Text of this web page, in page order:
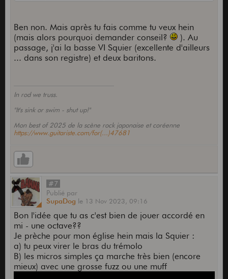
Ben non. Mais après tu fais comme tu veux hein
(mais alors pourquoi demander conseil?
). Au
passage, j'ai la basse VI Squier (excellente d'ailleurs
... dans son registre) et deux baritons.
In rod we truss.
"It's sink or swim - shut up!"
Mon best of 2025 de la scène rock japonaise et coréenne
https://www.guitariste.com/for(...)47681
#7
Publié par
SupaDog le 13 Nov 2023, 09:16
Bon l'idée que tu as c'est bien de jouer accordé en
mi - une octave??
Je prèche pour mon église hein mais la Squier :
a) tu peux virer le bras du trémolo
B) les micros simples ça marche très bien (encore
mieux) avec une grosse fuzz ou une muff